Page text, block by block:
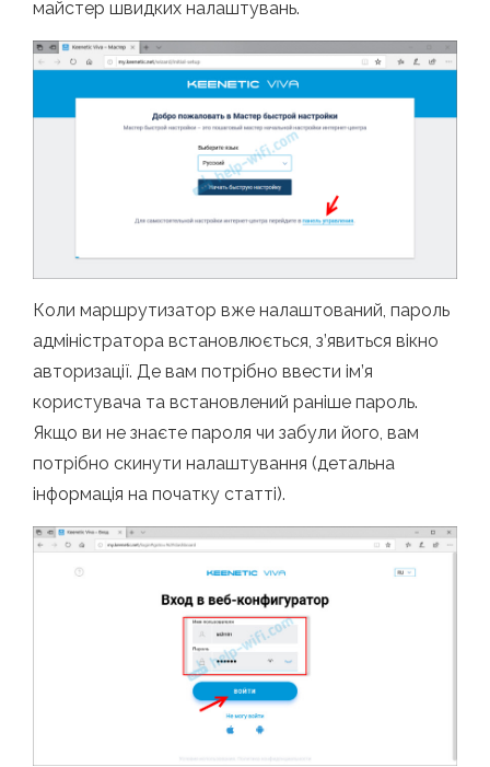
майстер швидких налаштувань.
Коли маршрутизатор вже налаштований, пароль
адміністратора встановлюється, з’явиться вікно
авторизації. Де вам потрібно ввести ім’я
користувача та встановлений раніше пароль.
Якщо ви не знаєте пароля чи забули його, вам
потрібно скинути налаштування (детальна
інформація на початку статті).